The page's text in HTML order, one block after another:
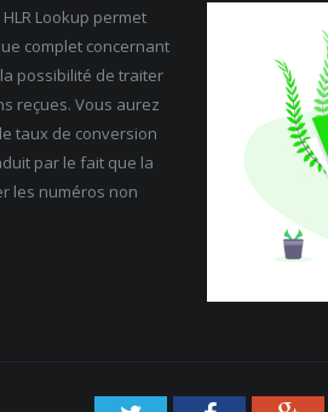
Lookup permet
complet concernant
possibilité de traiter
reçues. Vous aurez
taux de conversion
par le fait que la
les numéros non